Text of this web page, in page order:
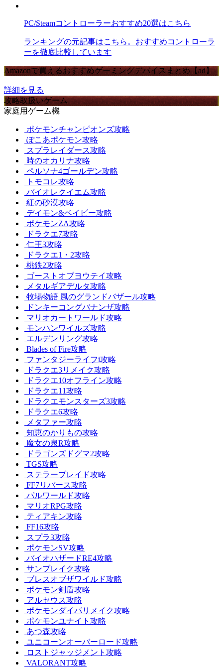
PC/Steamコントローラーおすすめ20選はこちら
ランキングの元記事はこちら。おすすめコントローラ
ーを徹底比較しています
Amazonで買えるおすすめゲーミングデバイスまとめ【ad】
詳細を見る
攻略取扱いゲーム
家庭用ゲーム機
ポケモンチャンピオンズ攻略
ぽこあポケモン攻略
スプラレイダース攻略
時のオカリナ攻略
ペルソナ4ゴールデン攻略
トモコレ攻略
バイオレクイエム攻略
紅の砂漠攻略
デイモン&ベイビー攻略
ポケモンZA攻略
ドラクエ7攻略
仁王3攻略
ドラクエ1・2攻略
桃鉄2攻略
ゴーストオブヨウテイ攻略
メタルギアデルタ攻略
牧場物語 風のグランドバザール攻略
ドンキーコングバナンザ攻略
マリオカートワールド攻略
モンハンワイルズ攻略
エルデンリング攻略
Blades of Fire攻略
ファンタジーライフi攻略
ドラクエ3リメイク攻略
ドラクエ10オフライン攻略
ドラクエ11攻略
ドラクエモンスターズ3攻略
ドラクエ6攻略
メタファー攻略
知恵のかりもの攻略
魔女の泉R攻略
ドラゴンズドグマ2攻略
TGS攻略
ステラーブレイド攻略
FF7リバース攻略
パルワールド攻略
マリオRPG攻略
ティアキン攻略
FF16攻略
スプラ3攻略
ポケモンSV攻略
バイオハザードRE4攻略
サンブレイク攻略
ブレスオブザワイルド攻略
ポケモン剣盾攻略
アルセウス攻略
ポケモンダイパリメイク攻略
ポケモンユナイト攻略
あつ森攻略
ユニコーンオーバーロード攻略
ロストジャッジメント攻略
VALORANT攻略